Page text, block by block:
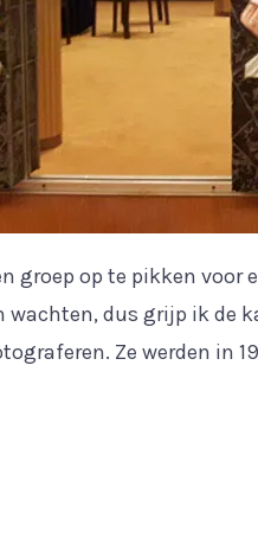
groep op te pikken
wachten, dus grijp ik de
Ze werden in